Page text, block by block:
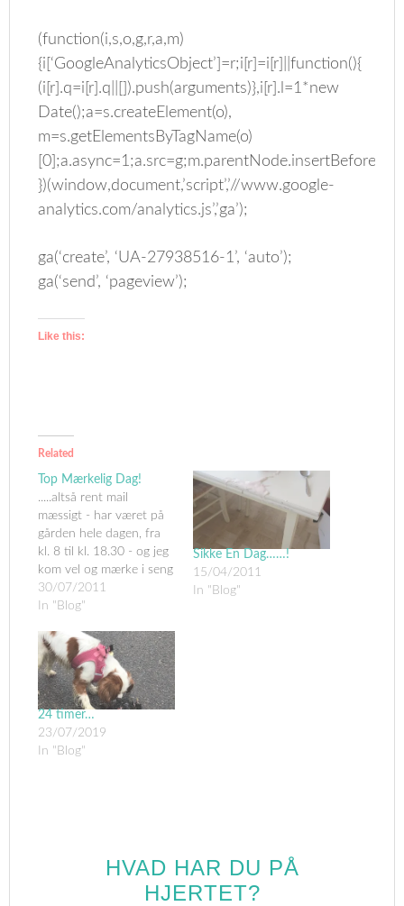
(function(i,s,o,g,r,a,m)
{i[‘GoogleAnalyticsObject’]=r;i[r]=i[r]||function(){
(i[r].q=i[r].q||[]).push(arguments)},i[r].l=1*new
Date();a=s.createElement(o),
m=s.getElementsByTagName(o)
})(window,document,’script’,’//www.google-
analytics.com/analytics.js’,’ga’);
ga(‘create’, ‘UA-27938516-1’, ‘auto’);
ga(‘send’, ‘pageview’);
Like this:
Related
Top Mærkelig Dag!
.....altså rent mail
mæssigt - har været på
gården hele dagen, fra
kl. 8 til kl. 18.30 - og jeg
kom vel og mærke i seng
kl. 03!! Så træt dækker
ikke "helt" hvordan jeg
om gården senere
(måske)I går fik jeg jo en
meget mærkelig…
30/07/2011
In "Blog"
Sikke En Dag……!
15/04/2011
In "Blog"
24 timer…
23/07/2019
In "Blog"
HVAD HAR DU PÅ
HJERTET?